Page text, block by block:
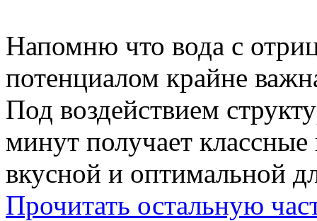
Напомню что вода с
потенциалом крайне
Под воздействием
минут получает классные
вкусной и оптимальной
Прочитать остальную